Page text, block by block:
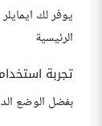
يوفر لك
الرئيسية
تجربة
بفضل الوضع